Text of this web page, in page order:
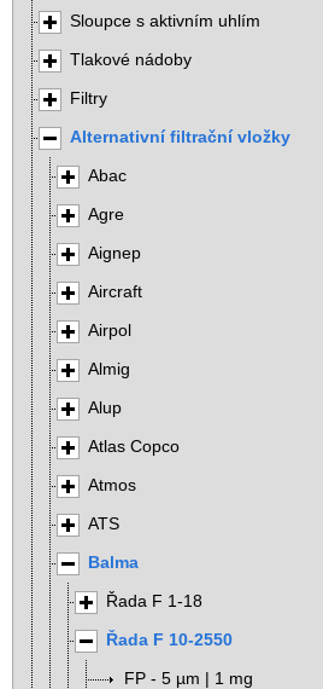
Sloupce s aktivním uhlím
Tlakové nádoby
Filtry
Alternativní filtrační vložky
Abac
Agre
Aignep
Aircraft
Airpol
Almig
Alup
Atlas Copco
Atmos
ATS
Balma
Řada F 1-18
Řada F 10-2550
FP - 5 µm | 1 mg